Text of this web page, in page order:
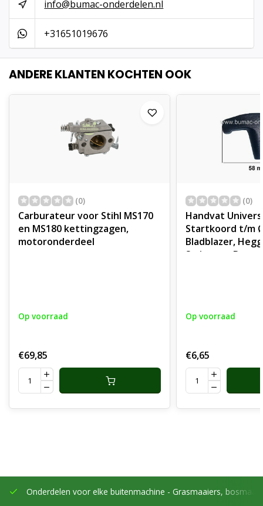
Regelt de brandstof-luchtverhouding in de motor voor
betrouwbare prestaties en een lange levensduur.
✅Geschikt voor Stihl modellen
MS170, MS180
Ook toepasbaar op
Stihl 017, 018 kettingzagen
Direct passend als vervanger. Eenvoudige montage met
bestaande bouten en gaskabels.
✅ Natuurlijk – duurzaam verpakt & zorgvuldig gekozen
voor kettingzaagonderdelen
✅ Onderscheidend – onderdelen met technische
precisie en bewezen pasvorm
✅ Natuurlijk buiten, voor groot en klein
info@bumac-onderdelen.nl
+31651019676
ANDERE KLANTEN KOCHTEN OOK
(0)
Carburateur voor Stihl MS170
en MS180 kettingzagen,
motoronderdeel
Op voorraad
€69,85
(0)
Handvat
Startkoord t/m
Bladblazer,
Strimmer,
Op voorraad
€6,65
Onderdelen voor elke buitenmachine - Grasmaaiers,